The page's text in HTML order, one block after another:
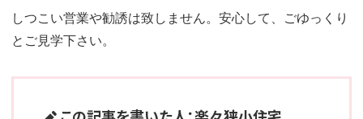
しつこい営業や勧誘は致しません。安心して、ごゆっくり
とご見学下さい。